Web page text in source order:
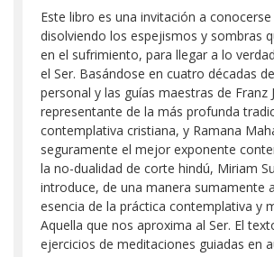
Este libro es una invitación a
disolviendo los espejismos y sombras
en el sufrimiento, para llegar a lo
el Ser. Basándose en cuatro décadas
personal y las guías maestras de Franz
representante de la más profunda
contemplativa cristiana, y Ramana
seguramente el mejor exponente
la no-dualidad de corte hindú, Miriam
introduce, de una manera sumamente
esencia de la práctica contemplativa y
Aquella que nos aproxima al Ser. El
ejercicios de meditaciones guiadas en